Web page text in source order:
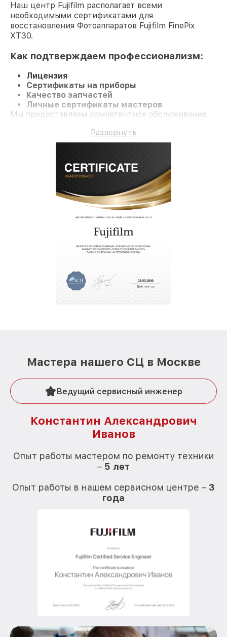
Наш центр Fujifilm располагает всеми
необходимыми сертификатами для
восстановления Фотоаппаратов Fujifilm FinePix
XT30.
Как подтверждаем профессионализм:
Лицензия
Сертификаты на приборы
Качество запчастей
Личные сертификаты мастеров
Мы предоставляем компетентное обслуживание
Развернуть
Мастера нашего СЦ в Москве
Ведущий сервисный инженер
Константин Александрович
Иванов
Опыт работы мастером по ремонту техники
– 5 лет
Опыт работы в нашем сервисном центре – 3
года